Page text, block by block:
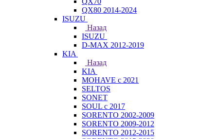
QX80 2014-2024
ISUZU
Назад
ISUZU
D-MAX 2012-2019
KIA
Назад
KIA
MOHAVE с 2021
SELTOS
SONET
SOUL с 2017
SORENTO 2002-2009
SORENTO 2009-2012
SORENTO 2012-2015